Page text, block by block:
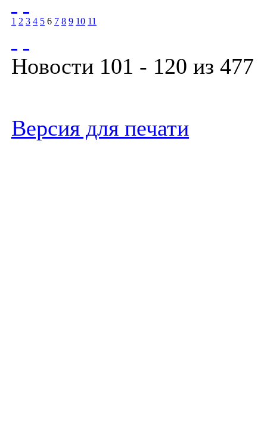
1 2 3 4 5 6 7 8 9 10 11
Новости 101 - 120 из 477
Версия для печати